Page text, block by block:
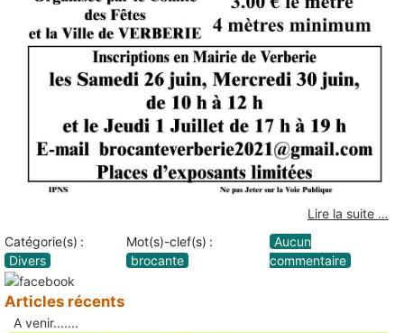
Lire la suite …
Catégorie(s) :
Divers
Mot(s)-clef(s) :
brocante
Aucun
commentaire
Articles récents
A venir.......